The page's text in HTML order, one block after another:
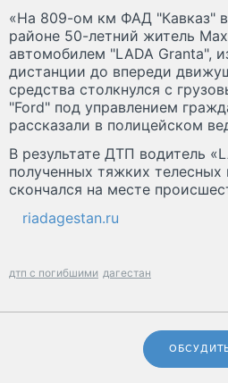
«На 809-ом км ФАД "Кавказ" в
районе 50-летний житель
автомобилем "LADA Granta",
дистанции до впереди
средства столкнулся с
"Ford" под управлением
рассказали в полицейском
В результате ДТП водитель
полученных тяжких
скончался на месте
riadagestan.ru
дтп с погибшими дагестан